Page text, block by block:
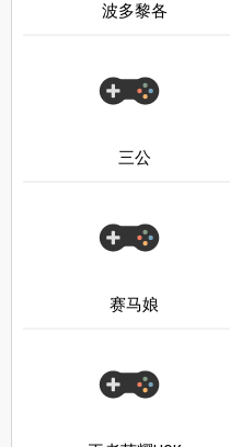
波多黎各
三公
赛马娘